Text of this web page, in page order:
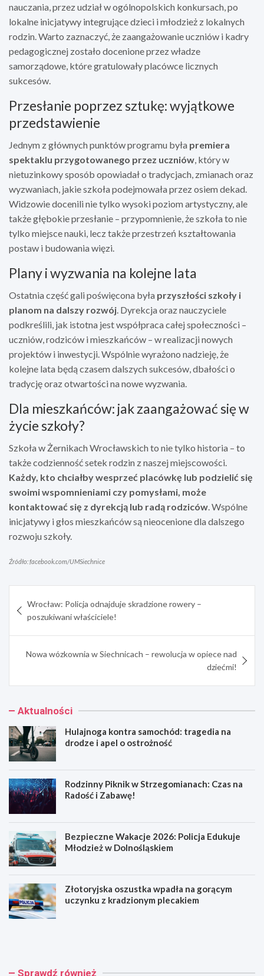
nauczania, przez udział w ogólnopolskich konkursach, po
lokalne inicjatywy integrujące dzieci i młodzież z lokalnych
rodzin. Warto zaznaczyć, że zaangażowanie uczniów i kadry
pedagogicznej zostało docenione przez władze
samorządowe, które gratulowały placówce licznych
sukcesów.
Przesłanie poprzez sztukę: wyjątkowe
przedstawienie
Jednym z głównych punktów programu była premiera
spektaklu przygotowanego przez uczniów, który w
nietuzinkowy sposób opowiadał o tradycjach, zmianach oraz
wyzwaniach, jakie szkoła podejmowała przez osiem dekad.
Widzowie docenili nie tylko wysoki poziom artystyczny, ale
także głębokie przesłanie – przypomnienie, że szkoła to nie
tylko miejsce nauki, lecz także przestrzeń kształtowania
postaw i budowania więzi.
Plany i wyzwania na kolejne lata
Ostatnia część gali poświęcona była przyszłości szkoły i
planom na dalszy rozwój. Dyrekcja oraz nauczyciele
podkreślili, jak istotna jest współpraca całej społeczności –
uczniów, rodziców i mieszkańców – w realizacji nowych
projektów i inwestycji. Wspólnie wyrażono nadzieję, że
kolejne lata będą czasem dalszych sukcesów, dbałości o
tradycję oraz otwartości na nowe wyzwania.
Dla mieszkańców: jak zaangażować się w
życie szkoły?
Szkoła w Żernikach Wrocławskich to nie tylko historia – to
także codzienność setek rodzin z naszej miejscowości.
Każdy, kto chciałby wesprzeć placówkę lub podzielić się
swoimi wspomnieniami czy pomysłami, może
kontaktować się z dyrekcją lub radą rodziców. Wspólne
inicjatywy i głos mieszkańców są nieocenione dla dalszego
rozwoju szkoły.
Źródło: facebook.com/UMSiechnice
wpisu
Wrocław: Policja odnajduje skradzione rowery –
poszukiwani właściciele!
Nowa wózkownia w Siechnicach – rewolucja w opiece nad
dziećmi!
Aktualności
Hulajnoga kontra samochód: tragedia na
drodze i apel o ostrożność
Rodzinny Piknik w Strzegomianach: Czas na
Radość i Zabawę!
Bezpieczne Wakacje 2026: Policja Edukuje
Młodzież w Dolnośląskiem
Złotoryjska oszustka wpadła na gorącym
uczynku z kradzionym plecakiem
H
n
R
n Sprawdź również